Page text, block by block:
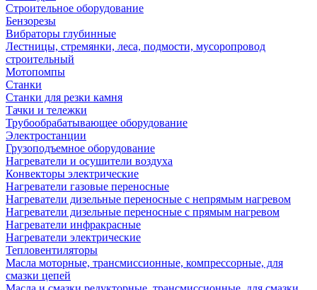
Строительное оборудование
Бензорезы
Вибраторы глубинные
Лестницы, стремянки, леса, подмости, мусоропровод
строительный
Мотопомпы
Станки
Станки для резки камня
Тачки и тележки
Трубообрабатывающее оборудование
Электростанции
Грузоподъемное оборудование
Нагреватели и осушители воздуха
Конвекторы электрические
Нагреватели газовые переносные
Нагреватели дизельные переносные с непрямым нагревом
Нагреватели дизельные переносные с прямым нагревом
Нагреватели инфракрасные
Нагреватели электрические
Тепловентиляторы
Масла моторные, трансмиссионные, компрессорные, для
смазки цепей